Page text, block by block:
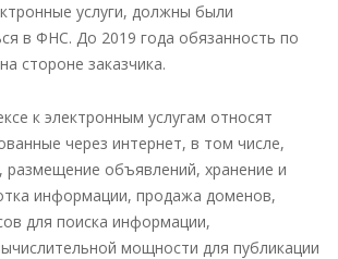
услуги, должны были
в ФНС. До 2019 года обязанность по
стороне заказчика.
к электронным услугам относят
через интернет, в том числе,
размещение объявлений, хранение и
информации, продажа доменов,
для поиска информации,
мощности для публикации